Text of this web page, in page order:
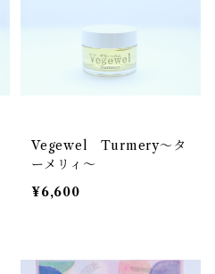
Vegewel Turmery～タ
ーメリィ～
¥6,600